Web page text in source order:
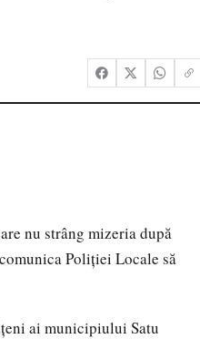
nu strâng mizeria după
Poliţiei Locale să
ai municipiului Satu